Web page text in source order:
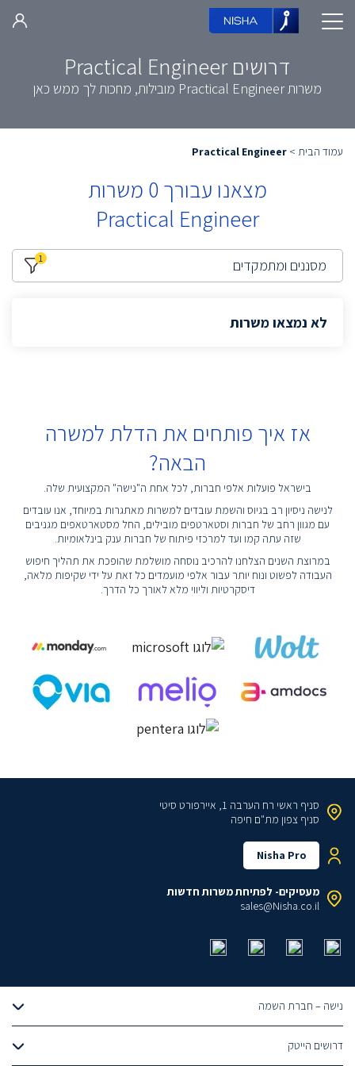
דרושים Practical Engineer
משרות Practical Engineer מובילות, מחכות לך ממש כאן
עמוד הבית >
Practical Engineer
מצאנו עבורך0 משרות
Practical Engineer
מסננים ומתמקדים 1
לא נמצאו משרות
אז איך פותחים את הדלת למשרה
הבאה?
בישראל פועלות אלפי חברות, לכל אחת ה"נישה" המקצועית שלה.
לנישה ניסיון רב בגיוס והשמת עובדים למשרות מאתגרות במיוחד, אנו עובדים
עם מגוון רחב של חברות וסטארטפים מובילים, החל מסטארטאפים מגניבים
שזה עתה קמו ועד למרכזי פיתוח של חברות ענק בינלאומיות.
במרוצת השנים הצלחנו להרכיב נוסחה מושלמת שהופכת את תהליך חיפוש
העבודה לפשוט ונוח יותר עבור אלפי מועמדים כל זאת על ידי שקיפות מלאה,
דיסקרטיות וליווי מלא לאורך כל הדרך.
סניף ראשי רח הערבה 1, איירפורט סיטי
סניף צפון מת"ם חיפה
Nisha Pro
מעסיקים- לפתיחת משרות חדשות
sales@Nisha.co.il
נישה – חברת השמה
דרושים הייטק